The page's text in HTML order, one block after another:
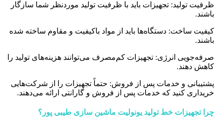
ظرفیت تولید: تجهیزات باید با ظرفیت تولید موردنظر شما سازگار
باشند.
کیفیت ساخت: دستگاه‌ها باید از مواد باکیفیت و مقاوم ساخته شده
باشند.
صرفه‌جویی انرژی: تجهیزات کم‌مصرف می‌توانند هزینه‌های تولید را
کاهش دهند.
پشتیبانی و خدمات پس از فروش: حتماً تجهیزات را از شرکت‌هایی
خریداری کنید که خدمات پس از فروش و گارانتی ارائه می‌دهند.
چرا تجهیزات خط تولید یونولیت ماشین سازی طیبی پور؟